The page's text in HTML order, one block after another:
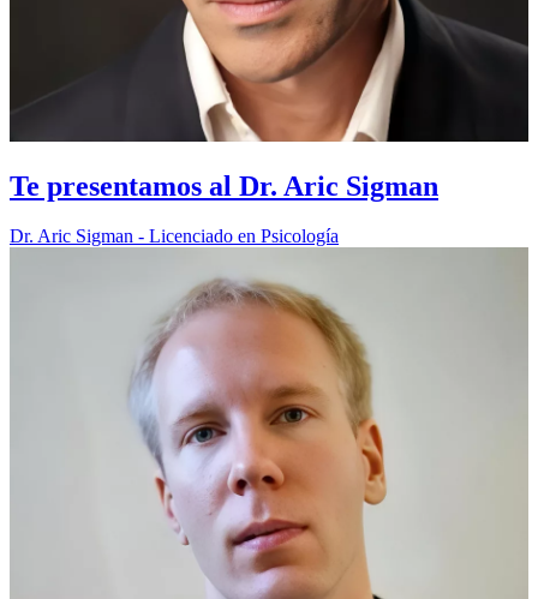
Te presentamos al Dr. Aric Sigman
Dr. Aric Sigman - Licenciado en Psicología